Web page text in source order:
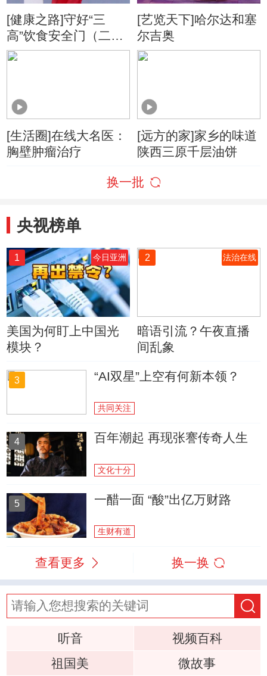
[健康之路]守好“三
高”饮食安全门（二）
鸡蛋
[艺览天下]哈尔达和塞
尔吉奥
[生活圈]在线大名医：
胸壁肿瘤治疗
[远方的家]家乡的味道
陕西三原千层油饼
换一批
央视榜单
1 今日亚洲
美国为何盯上中国光
模块？
2 法治在线
暗语引流？午夜直播
间乱象
3 “AI双星”上空有何新本领？
共同关注
4 百年潮起 再现张謇传奇人生
文化十分
5 一醋一面 “酸”出亿万财路
生财有道
查看更多 换一换
听音
视频百科
祖国美
微故事